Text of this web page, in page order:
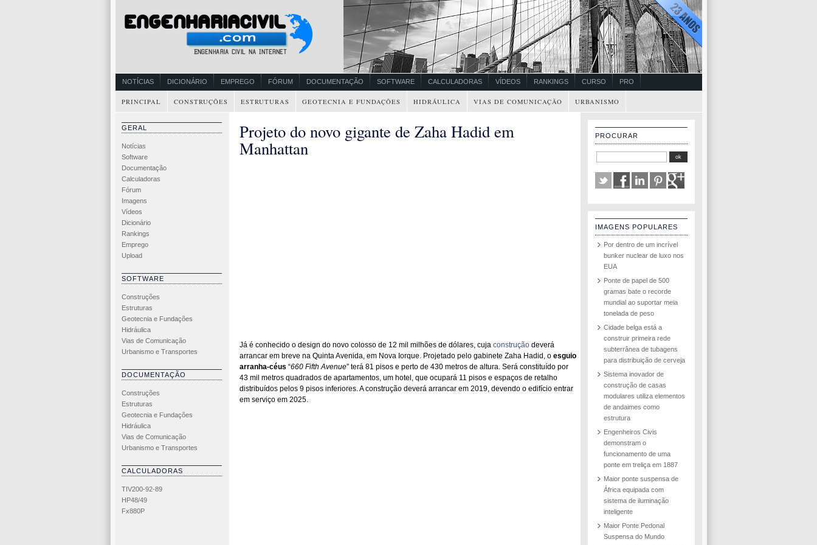
NOTÍCIAS DICIONÁRIO EMPREGO FÓRUM DOCUMENTAÇÃO SOFTWARE CALCULADORAS VÍDEOS RANKINGS CURSO PRO
PRINCIPAL CONSTRUÇÕES ESTRUTURAS GEOTECNIA E FUNDAÇÕES HIDRÁULICA VIAS DE COMUNICAÇÃO URBANISMO
GERAL
Notícias
Software
Documentação
Calculadoras
Fórum
Imagens
Vídeos
Dicionário
Rankings
Emprego
Upload
SOFTWARE
Construções
Estruturas
Geotecnia e Fundações
Hidráulica
Vias de Comunicação
Urbanismo e Transportes
DOCUMENTAÇÃO
Construções
Estruturas
Geotecnia e Fundações
Hidráulica
Vias de Comunicação
Urbanismo e Transportes
CALCULADORAS
TIV200-92-89
HP48/49
Fx880P
Projeto do novo gigante de Zaha Hadid em
Manhattan
Já é conhecido o design do novo colosso de 12 mil milhões de dólares, cuja construçãodeverá
arrancar em breve na Quinta Avenida, em Nova Iorque. Projetado pelo gabinete Zaha Hadid, o esguio
arranha-céus “660 Fifth Avenue” terá 81 pisos e perto de 430 metros de altura. Será constituído por
43 mil metros quadrados de apartamentos, um hotel, que ocupará 11 pisos e espaços de retalho
distribuídos pelos 9 pisos inferiores. A construção deverá arrancar em 2019, devendo o edifício entrar
em serviço em 2025.
PROCURAR
IMAGENS POPULARES
Por dentro de um incrível
bunker nuclear de luxo nos
EUA
Ponte de papel de 500
gramas bate o recorde
mundial ao suportar meia
tonelada de peso
Cidade belga está a
construir primeira rede
subterrânea de tubagens
para distribuição de cerveja
Sistema inovador de
construção de casas
modulares utiliza elementos
de andaimes como
estrutura
Engenheiros Civis
demonstram o
funcionamento de uma
ponte em treliça em 1887
Maior ponte suspensa de
África equipada com
sistema de iluminação
inteligente
Maior Ponte Pedonal
Suspensa do Mundo